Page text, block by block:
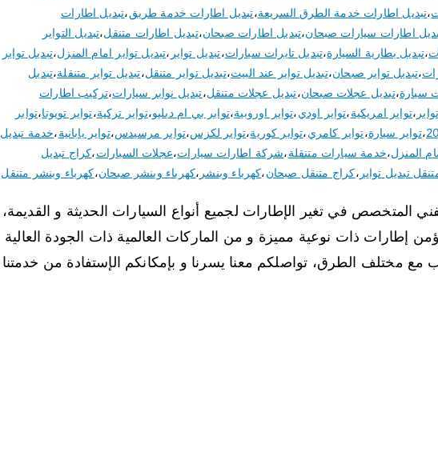
،تبديل اطارات خدمة الطرق السريعة،تبديل اطارات خدمة طريق،تبديل اطارات
اطارات سيارات صبحان،تبديل اطارات صبحان،تبديل اطارات متنقل،تبديل التواير
،تبديل بطارية السيارة،تبديل تايرات سيارات،تبديل تواير ،تبديل تواير امام المنزل،تبديل تواير
،تبديل تواير صبحان،تبديل تواير عند البيت،تبديل تواير متنقل،تبديل تواير متنقلة،تبديل
سيارة،تبديل عجلات صبحان،تبديل عجلات متنقل،تبديل نوابر سيارات،تركيب اطارات
،تواير امريكية،تواير اودي،تواير اوروبية،تواير بي ام دبليو،تواير تركية،تواير تويوتا،تواير
،تواير سيارة،تواير كامري،تواير كورية،تواير لكزس،تواير مرسيدس،تواير يابانية،خدمة تبديل
المنزل،خدمة سيارات متنقلة،شركة اطارات سيارات،عجلات السيارات،كراج تبديل
تبديل تواير ،كراج متنقل صبحان،كهرباء وبنشر ،كهرباء وبنشر صبحان،كهرباء وبنشر متنقل
المتخصص في تغير الإطارات لجميع أنواع السيارات الحديثة و القديمة،
إطارات ذات نوعية مميزة و من الماركات العالمية ذات الجودة العالية
مع مختلف الطرق، تواصلكم معنا يسرنا و بإمكانكم الإستفادة من خدمتنا